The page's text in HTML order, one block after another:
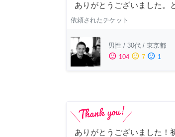
ありがとうございました。
依頼されたチケット
男性 / 30代 / 東京都
sentiment_satisfied 104 sentiment_neutral 7 sentiment_dissatisfied 1
ありがとうございました！